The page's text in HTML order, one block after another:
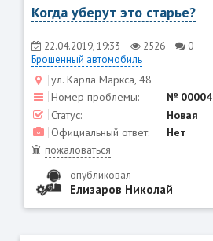
Когда уберут это старье?
22.04.2019, 19:33 2526
0
Брошенный автомобиль
ул. Карла Маркса, 48
Номер проблемы:
№ 00004
Статус:
Новая
Официальный ответ:
Нет
пожаловаться
опубликовал
Елизаров Николай